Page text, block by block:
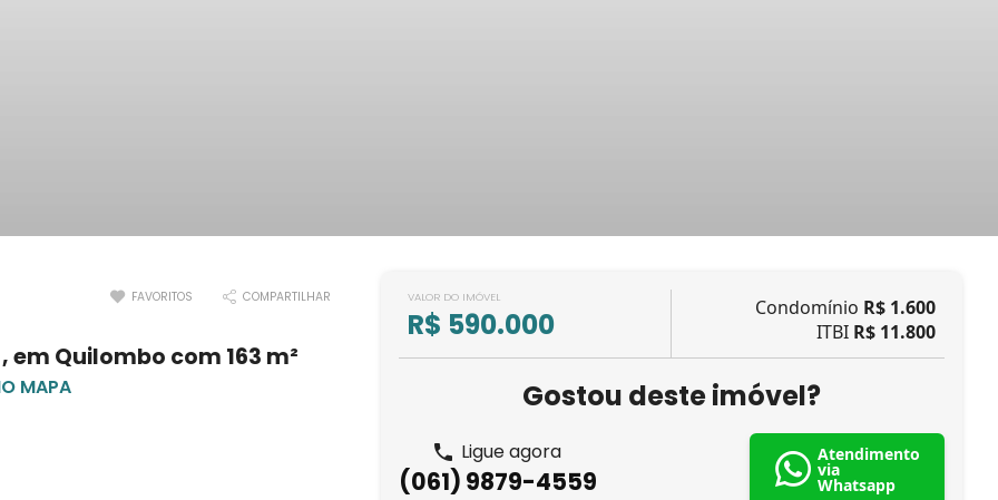
FAVORITOS COMPARTILHAR
Quilombo com 163 m²
MAPA
VALOR DO IMÓVEL
R$ 590.000 Condomínio R$ 1.600
ITBI R$ 11.800
Gostou deste imóvel?
Ligue agora
(061) 9879-4559
Atendimento
via
Whatsapp